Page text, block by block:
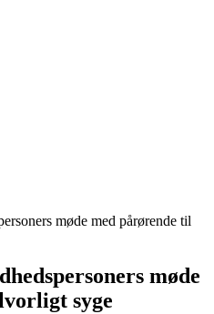
møde med pårørende til
møde
syge